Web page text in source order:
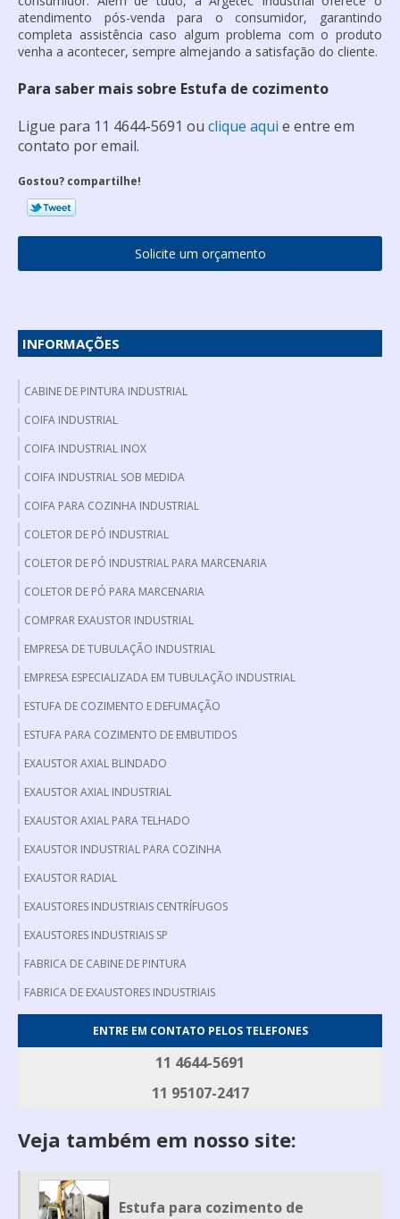
atendimento pós-venda para o consumidor, garantindo
completa assistência caso algum problema com o produto
venha a acontecer, sempre almejando a satisfação do cliente.
Para saber mais sobre Estufa de cozimento
Ligue para 11 4644-5691 ou clique aqui e entre em
contato por email.
Gostou? compartilhe!
Solicite um orçamento
INFORMAÇÕES
CABINE DE PINTURA INDUSTRIAL
COIFA INDUSTRIAL
COIFA INDUSTRIAL INOX
COIFA INDUSTRIAL SOB MEDIDA
COIFA PARA COZINHA INDUSTRIAL
COLETOR DE PÓ INDUSTRIAL
COLETOR DE PÓ INDUSTRIAL PARA MARCENARIA
COLETOR DE PÓ PARA MARCENARIA
COMPRAR EXAUSTOR INDUSTRIAL
EMPRESA DE TUBULAÇÃO INDUSTRIAL
EMPRESA ESPECIALIZADA EM TUBULAÇÃO INDUSTRIAL
ESTUFA DE COZIMENTO E DEFUMAÇÃO
ESTUFA PARA COZIMENTO DE EMBUTIDOS
EXAUSTOR AXIAL BLINDADO
EXAUSTOR AXIAL INDUSTRIAL
EXAUSTOR AXIAL PARA TELHADO
EXAUSTOR INDUSTRIAL PARA COZINHA
EXAUSTOR RADIAL
EXAUSTORES INDUSTRIAIS CENTRÍFUGOS
EXAUSTORES INDUSTRIAIS SP
FABRICA DE CABINE DE PINTURA
FABRICA DE EXAUSTORES INDUSTRIAIS
FABRICANTE DE FILTRO DE MANGA
GERADOR DE FUMAÇA
MESA DE DESOSSA
ENTRE EM CONTATO PELOS TELEFONES
11 4644-5691
11 95107-2417
Veja também em nosso site:
Estufa para cozimento de